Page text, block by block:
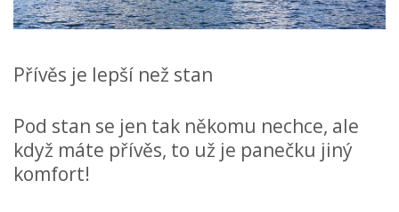
Přívěs je lepší než stan
Pod stan se jen tak někomu nechce, ale
když máte přívěs, to už je panečku jiný
komfort!